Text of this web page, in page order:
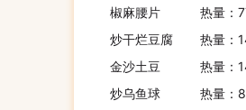
椒麻腰片
热量：
炒干烂豆腐
热量：
金沙土豆
热量：
炒乌鱼球
热量：